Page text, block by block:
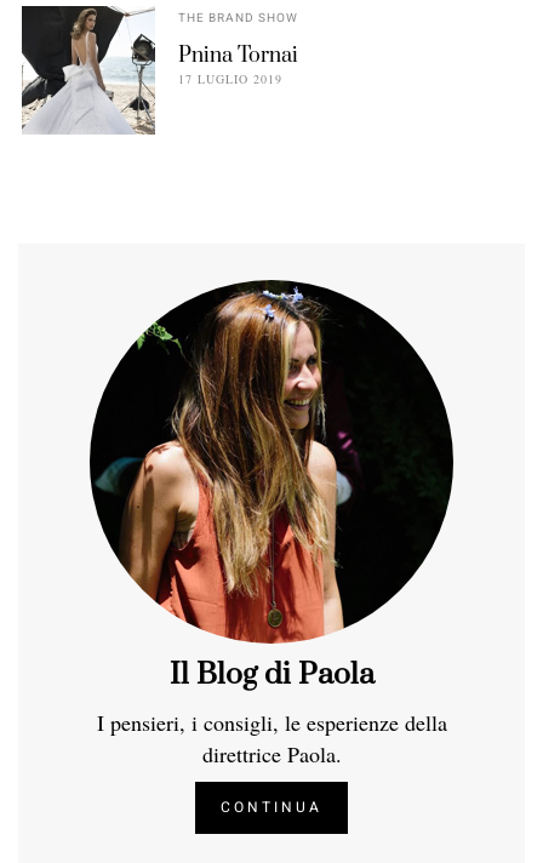
THE BRAND SHOW
Pnina Tornai
17 LUGLIO 2019
Il Blog di Paola
I pensieri, i consigli, le esperienze della
direttrice Paola.
CONTINUA